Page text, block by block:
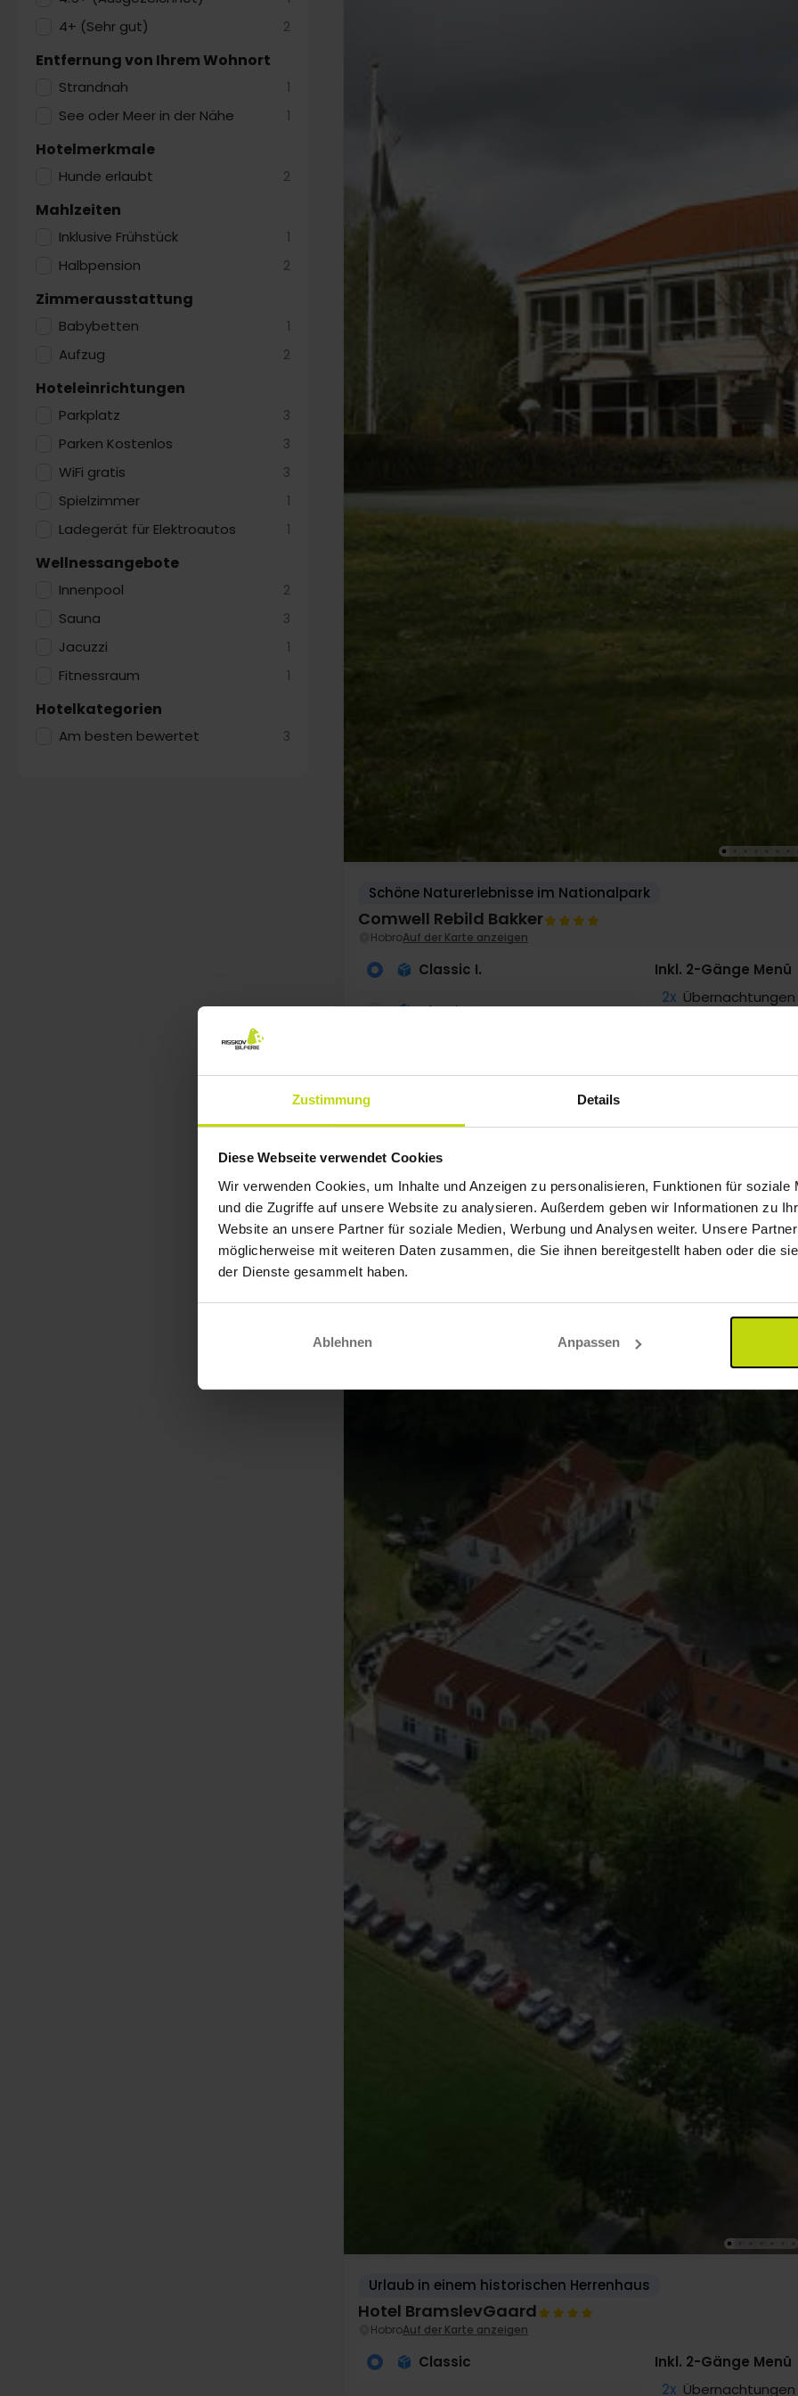
Zustimmung Details
Diese Webseite verwendet Cookies
Wir verwenden Cookies, um Inhalte und Anzeigen zu personalisieren, Funktionen für soziale
und die Zugriffe auf unsere Website zu analysieren. Außerdem geben wir Informationen zu
Website an unsere Partner für soziale Medien, Werbung und Analysen weiter. Unsere
möglicherweise mit weiteren Daten zusammen, die Sie ihnen bereitgestellt haben oder die
der Dienste gesammelt haben.
Ablehnen Anpassen
4+ (Sehr gut) 2
Entfernung von Ihrem Wohnort
Strandnah 1
See oder Meer in der Nähe 1
Hotelmerkmale
Hunde erlaubt 2
Mahlzeiten
Inklusive Frühstück 1
Halbpension 2
Zimmerausstattung
Babybetten 1
Aufzug 2
Hoteleinrichtungen
Parkplatz 3
Parken Kostenlos 3
WiFi gratis 3
Spielzimmer 1
Ladegerät für Elektroautos 1
Wellnessangebote
Innenpool 2
Sauna 3
Jacuzzi 1
Fitnessraum 1
Hotelkategorien
Am besten bewertet 3
Schöne Naturerlebnisse im Nationalpark
Comwell Rebild Bakker
HobroAuf der Karte anzeigen
Classic I.
Classic II.
Inkl. 2-Gänge Menü
2x Übernachtungen
∞ Gratis Parken
Aug p. P.
Gesamt 370,- Gesamt 370,- Gesamt 370,-
Urlaub in einem historischen Herrenhaus
Hotel BramslevGaard
HobroAuf der Karte anzeigen
Classic
Inkl. 2-Gänge Menü
2x Übernachtungen